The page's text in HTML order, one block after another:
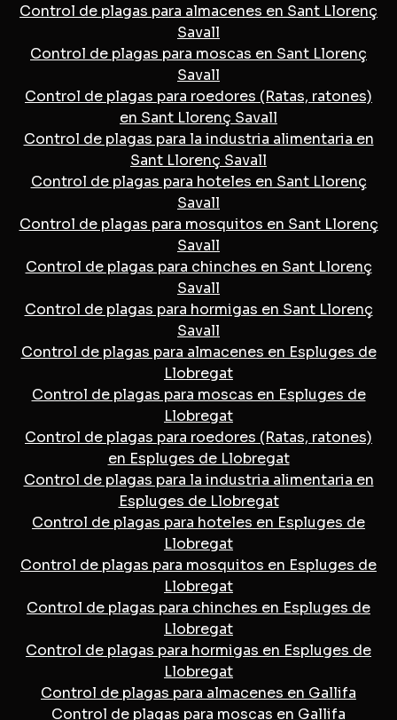
Control de plagas para almacenes en Sant Llorenç
Savall
Control de plagas para moscas en Sant Llorenç
Savall
Control de plagas para roedores (Ratas, ratones)
en Sant Llorenç Savall
Control de plagas para la industria alimentaria en
Sant Llorenç Savall
Control de plagas para hoteles en Sant Llorenç
Savall
Control de plagas para mosquitos en Sant Llorenç
Savall
Control de plagas para chinches en Sant Llorenç
Savall
Control de plagas para hormigas en Sant Llorenç
Savall
Control de plagas para almacenes en Espluges de
Llobregat
Control de plagas para moscas en Espluges de
Llobregat
Control de plagas para roedores (Ratas, ratones)
en Espluges de Llobregat
Control de plagas para la industria alimentaria en
Espluges de Llobregat
Control de plagas para hoteles en Espluges de
Llobregat
Control de plagas para mosquitos en Espluges de
Llobregat
Control de plagas para chinches en Espluges de
Llobregat
Control de plagas para hormigas en Espluges de
Llobregat
Control de plagas para almacenes en Gallifa
Control de plagas para moscas en Gallifa